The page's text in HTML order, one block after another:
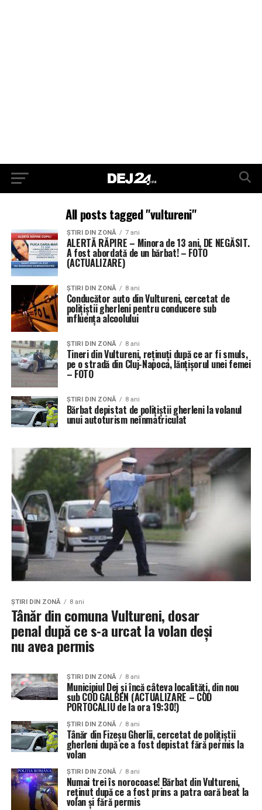
All posts tagged "vultureni"
ŞTIRI DIN ZONĂ 7 ani
ALERTĂ RĂPIRE – Minora de 13 ani, DE NEGĂSIT.
A fost abordată de un bărbat! – FOTO
(ACTUALIZARE)
ŞTIRI DIN ZONĂ 8 ani
Conducător auto din Vultureni, cercetat de
polițiștii gherleni pentru conducere sub
influența alcoolului
ŞTIRI DIN ZONĂ 8 ani
Tineri din Vultureni, reținuți după ce ar fi smuls,
pe o stradă din Cluj-Napoca, lănțișorul unei femei
– FOTO
ŞTIRI DIN ZONĂ 8 ani
Bărbat depistat de polițiștii gherleni la volanul
unui autoturism neînmatriculat
ŞTIRI DIN ZONĂ 8 ani
Tânăr din comuna Vultureni, dosar
penal după ce s-a urcat la volan deși
nu avea permis
ŞTIRI DIN ZONĂ 8 ani
Municipiul Dej și încă câteva localități, din nou
sub COD GALBEN (ACTUALIZARE – COD
PORTOCALIU de la ora 19:30!)
ŞTIRI DIN ZONĂ 8 ani
Tânăr din Fizeșu Gherlii, cercetat de polițiștii
gherleni după ce a fost depistat fără permis la
volan
ŞTIRI DIN ZONĂ 8 ani
Numai trei îs norocoase! Bărbat din Vultureni,
reținut după ce a fost prins a patra oară beat la
volan și fără permis